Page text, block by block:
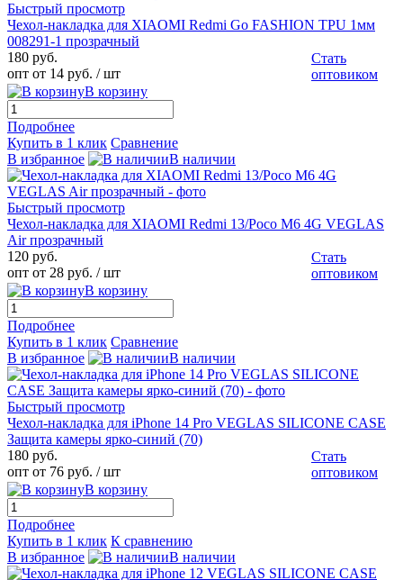
Быстрый просмотр
Чехол-накладка для XIAOMI Redmi Go FASHION TPU 1мм
008291-1 прозрачный
180 руб.
опт от 14 руб. / шт
Стать
оптовиком
В корзину
Подробнее
Купить в 1 клик Сравнение
В избранное
В наличии
Быстрый просмотр
Чехол-накладка для XIAOMI Redmi 13/Poco M6 4G VEGLAS
Air прозрачный
120 руб.
опт от 28 руб. / шт
Стать
оптовиком
В корзину
Подробнее
Купить в 1 клик Сравнение
В избранное
В наличии
Быстрый просмотр
Чехол-накладка для iPhone 14 Pro VEGLAS SILICONE CASE
Защита камеры ярко-синий (70)
180 руб.
опт от 76 руб. / шт
Стать
оптовиком
В корзину
Подробнее
Купить в 1 клик К сравнению
В избранное
В наличии